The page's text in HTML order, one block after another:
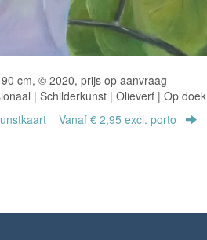
cm, © 2020, prijs op aanvraag
| Schilderkunst | Olieverf | Op doek
Vanaf € 2,95 excl. porto